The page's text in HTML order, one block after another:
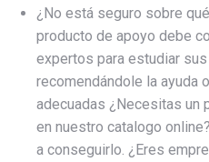
¿No está seguro sobre
producto de apoyo debe
expertos para estudiar
recomendándole la ayuda
adecuadas ¿Necesitas un
en nuestro catalogo
a conseguirlo. ¿Eres